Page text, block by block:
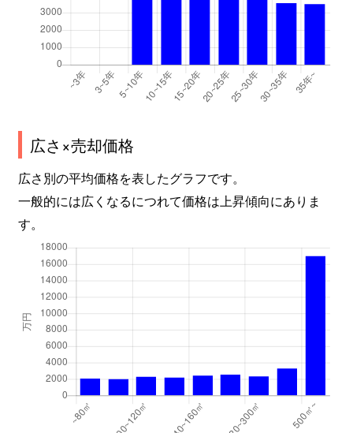
広さ×売却価格
広さ別の平均価格を表したグラフです。
一般的には広くなるにつれて価格は上昇傾向にありま
す。